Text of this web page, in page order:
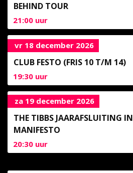
BEHIND TOUR
21:00 uur
vr 18 december 2026
CLUB FESTO (FRIS 10 T/M 14)
19:30 uur
za 19 december 2026
THE TIBBS JAARAFSLUITING IN
MANIFESTO
20:30 uur